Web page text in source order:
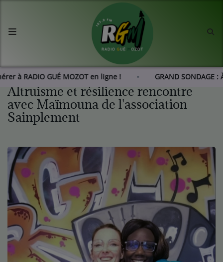
à RADIO GUÉ MOZOT en ligne ! GRAND
Agenda
Les actus de RGM
L'histoire de RGM
Radio
Emissions
Equipes
Médias
Podcasts
Altruisme et résilience rencontre
avec Maïmouna de l'association
Sainplement